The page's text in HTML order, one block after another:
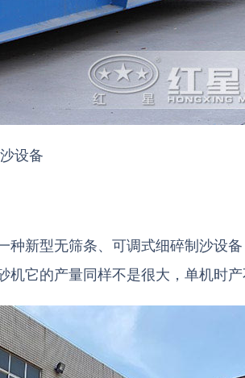
设备
新型无筛条、可调式细碎制沙设
它的产量同样不是很大，单机时产